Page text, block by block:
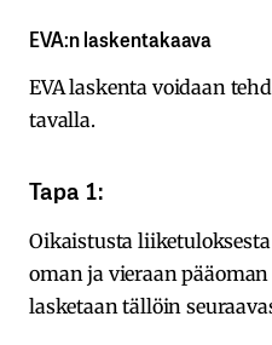
EVA:n laskentakaava
EVA laskenta voidaan
tavalla.
Tapa 1:
Oikaistusta
oman ja vieraan
lasketaan tällöin